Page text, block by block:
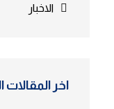
الاخبار
اخر المقالات